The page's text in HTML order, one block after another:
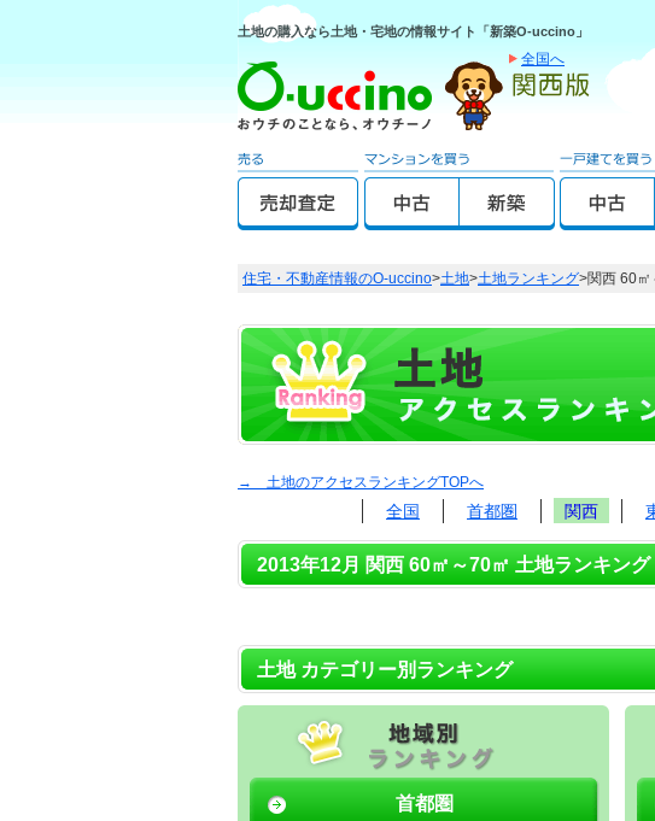
土地の購入なら土地・宅地の情報サイト「新築O-uccino」
全国へ
住宅・不動産情報のO-uccino>土地>土地ランキング>関西 60
→ 土地のアクセスランキングTOPへ
全国 首都圏 関西
2013年12月 関西 60㎡～70㎡ 土地ランキン
土地 カテゴリー別ランキング
首都圏